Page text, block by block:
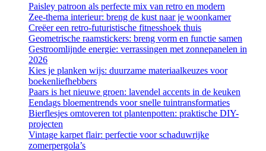
Paisley patroon als perfecte mix van retro en modern
Zee-thema interieur: breng de kust naar je woonkamer
Creëer een retro-futuristische fitnesshoek thuis
Geometrische raamstickers: breng vorm en functie samen
Gestroomlijnde energie: verrassingen met zonnepanelen in
2026
Kies je planken wijs: duurzame materiaalkeuzes voor
boekenliefhebbers
Paars is het nieuwe groen: lavendel accents in de keuken
Eendags bloementrends voor snelle tuintransformaties
Bierflesjes omtoveren tot plantenpotten: praktische DIY-
projecten
Vintage karpet flair: perfectie voor schaduwrijke
zomerpergola’s